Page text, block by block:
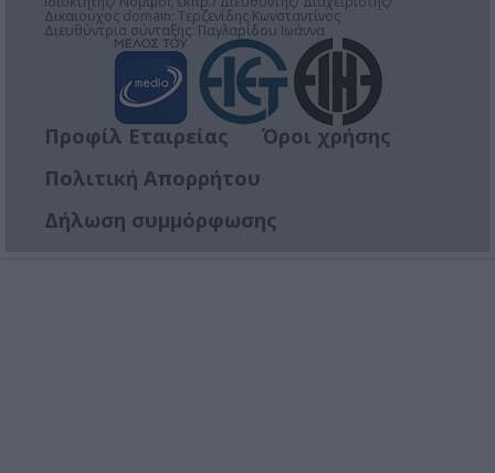
Δικαιούχος domain: Τερζενίδης Κωνσταντίνος
Διευθύντρια σύνταξης: Παγλαρίδου Ιωάννα
Προφίλ Εταιρείας
Όροι χρήσης
Πολιτική Απορρήτου
Δήλωση συμμόρφωσης